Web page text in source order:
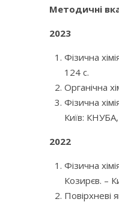
Методичні
2023
Фізична
124 с.
Органічна
Фізична
Київ:
2022
Фізична
Козирєв. –
Повірхневі